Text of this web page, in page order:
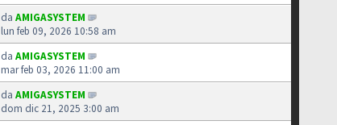
da AMIGASYSTEM
lun feb 09, 2026 10:58 am
da AMIGASYSTEM
mar feb 03, 2026 11:00 am
da AMIGASYSTEM
dom dic 21, 2025 3:00 am